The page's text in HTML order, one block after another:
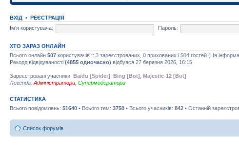
ВХІД • РЕЄСТРАЦІЯ
Ім'я користувача:
Пароль:
ХТО ЗАРАЗ ОНЛАЙН
Всього онлайн 507 користувачів :: 3 зареєстрованих, 0 прихованих і 504 гостей (Ця
Рекорд відвідуваності (4855 одночасно) відбувся 27 березня 2026, 16:15
Зареєстровані учасники: Baidu [Spider] Bing [Bot] Majestic-12 [Bot]
Легенда: Адміністратори Супермодератори
СТАТИСТИКА
Всього повідомлень: 51640 • Всього тем: 3750 • Всього учасників: 842 • Останній
Список форумів